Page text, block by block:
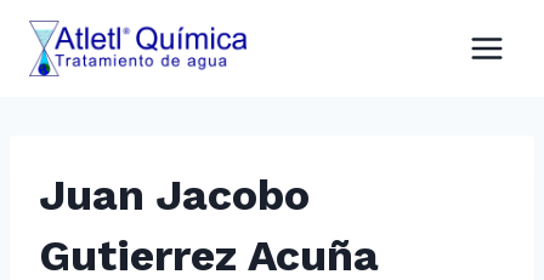
Saltar
contenido
Juan Jacobo
Gutierrez Acuña